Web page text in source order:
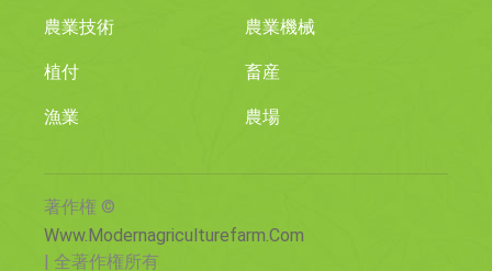
農業技術 農業機械
植付 畜産
漁業 農場
著作権 ©
Www.modernagriculturefarm.com
| 全著作権所有